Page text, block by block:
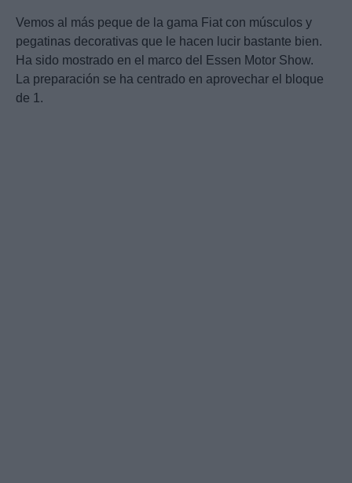
Vemos al más peque de la gama Fiat con músculos y
pegatinas decorativas que le hacen lucir bastante bien.
Ha sido mostrado en el marco del Essen Motor Show.
La preparación se ha centrado en aprovechar el bloque
de 1.